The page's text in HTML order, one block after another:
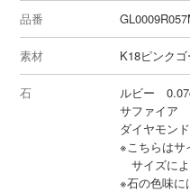
品番
素材 K18ピンク
石
ルビー
サファイア
ダイヤモン
※こちらはサ
サイズに
※石の色味に